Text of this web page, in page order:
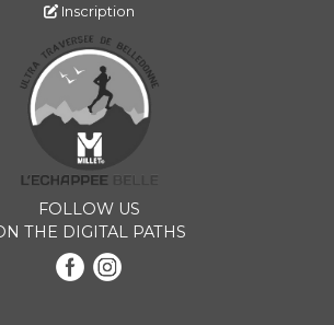
Inscription
FOLLOW US
THE DIGITAL PATHS